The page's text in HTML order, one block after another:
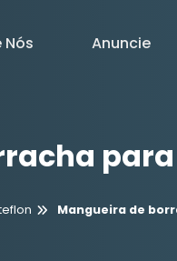
Nós Anuncie
Mangueira de